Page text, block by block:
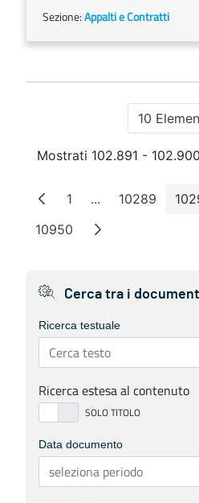
Sezione:Appalti e Contratti
10
Mostrati 102.891 -
Pagina
1 ...PaginePagina
10289
Pagina
10950
Cerca tra i
Ricerca testuale
Ricerca estesa al contenuto
Data documento